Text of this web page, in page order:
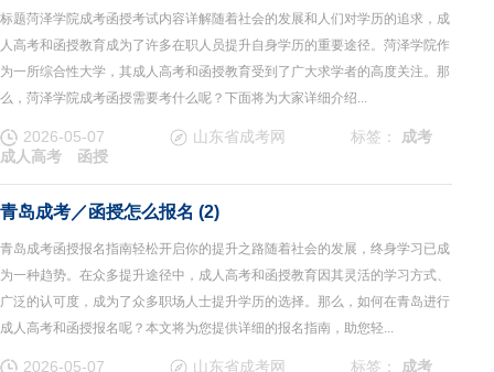
标题菏泽学院成考函授考试内容详解随着社会的发展和人们对学历的追求，成
人高考和函授教育成为了许多在职人员提升自身学历的重要途径。菏泽学院作
为一所综合性大学，其成人高考和函授教育受到了广大求学者的高度关注。那
么，菏泽学院成考函授需要考什么呢？下面将为大家详细介绍...
2026-05-07 山东省成考网 标签：
成考
成人高考
函授
青岛成考／函授怎么报名 (2)
青岛成考函授报名指南轻松开启你的提升之路随着社会的发展，终身学习已成
为一种趋势。在众多提升途径中，成人高考和函授教育因其灵活的学习方式、
广泛的认可度，成为了众多职场人士提升学历的选择。那么，如何在青岛进行
成人高考和函授报名呢？本文将为您提供详细的报名指南，助您轻...
2026-05-07 山东省成考网 标签：
成考